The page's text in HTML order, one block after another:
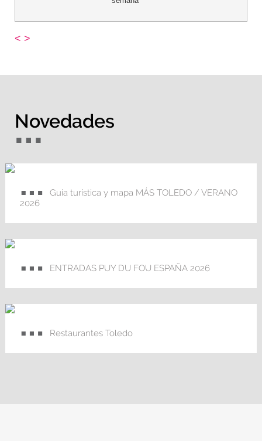
< >
Novedades
Guía turística y mapa MÁS TOLEDO / VERANO
2026
ENTRADAS PUY DU FOU ESPAÑA 2026
Restaurantes Toledo